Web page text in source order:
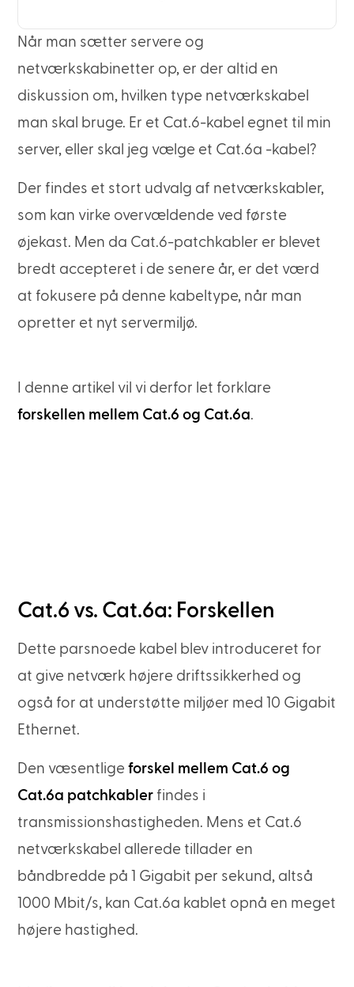
Når man sætter servere og
netværkskabinetter op, er der altid en
diskussion om, hvilken type netværkskabel
man skal bruge. Er et Cat.6-kabel egnet til min
server, eller skal jeg vælge et Cat.6a -kabel?
Der findes et stort udvalg af netværkskabler,
som kan virke overvældende ved første
øjekast. Men da Cat.6-patchkabler er blevet
bredt accepteret i de senere år, er det værd
at fokusere på denne kabeltype, når man
opretter et nyt servermiljø.
I denne artikel vil vi derfor let forklare
forskellen mellem Cat.6 og Cat.6a.
Cat.6 vs. Cat.6a: Forskellen
Dette parsnoede kabel blev introduceret for
at give netværk højere driftssikkerhed og
også for at understøtte miljøer med 10 Gigabit
Ethernet.
Den væsentligeforskel mellem Cat.6 og
Cat.6a patchkabler findes i
transmissionshastigheden. Mens et Cat.6
netværkskabel allerede tillader en
båndbredde på 1 Gigabit per sekund, altså
1000 Mbit/s, kan Cat.6a kablet opnå en meget
højere hastighed.